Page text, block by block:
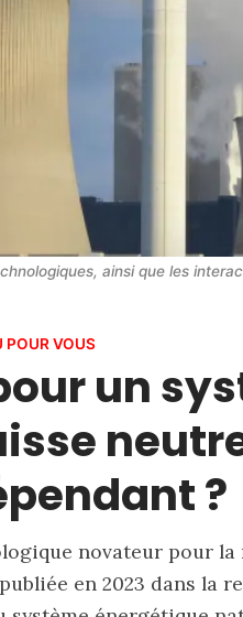
POUR VOUS
un
?
novateur pour
en 2023 dans la
ainsi que les